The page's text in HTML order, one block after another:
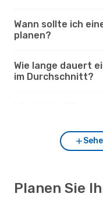
Wann sollte ich
planen?
Wie lange dauert
im Durchschnitt?
Planen Sie